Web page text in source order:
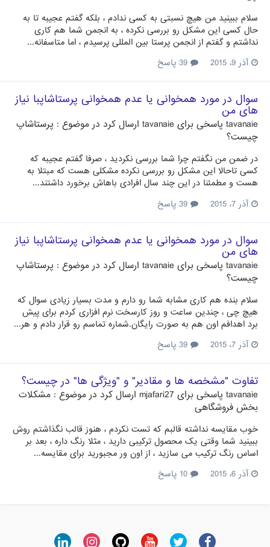
سلام ببینید من هیچ نسبتی به کسی ندادم ، بلکه گفتم عجیبه تا به
حال کسی این مشکل رو بررسی نکرده ، به انجمن شما هم کاری
نداشتم و گفتم از انجمن پرستا بین المللی پرسیدم ، اما متاسفانه...
آذر 9، 2015
سوال در مورد همخوانی یا عدم همخوانی پرستاشاپبا نیاز
های من
tavanaie پاسخی برای tavanaie ارسال کرد در موضوع : پرستاشاپ
چیست؟
در ضمن من نگفتم چرا شما بررسی نکردید ، صرفا گفتم عجیبه که
کسی تاحالا این مشکل رو بررسی نکرده مشکلی هست که مبتلا به
هست و مطمئنا در این چند سال افرادی باهاش برخورد داشتند...
آذر 7، 2015
سوال در مورد همخوانی یا عدم همخوانی پرستاشاپبا نیاز
های من
tavanaie پاسخی برای tavanaie ارسال کرد در موضوع : پرستاشاپ
چیست؟
سلام بنده هم کاری مشابه شما رو دارم و مدت بسیار زیادی سوال که
هیچ چی ، چندین ساعت و روز کارسخت نرم افزاری کردم برای پیش
برد اهدافم اون هم به صورت رایگان.شماره تماسم رو قرار دادم و هر...
آذر 7، 2015
تفاوت "مشخصه ها و مقادیر" و "ویژگی ها" در چیست؟
tavanaie پاسخی برای mjafari27 ارسال کرد در موضوع : مشکلات
بخش فروشگاهی
خوب مقایسه نداشته قالبم که تست نکردم ، هنوز قالب نگذاشتم روش
ببینید شما وقتی یک محصول ترکیبی دارید ، مثلا رنگ داره ، بعد بر
اساس رنگ ترکیب می سازید ، از اون ور مجبورید برای مقایسه...
آذر 6، 2015